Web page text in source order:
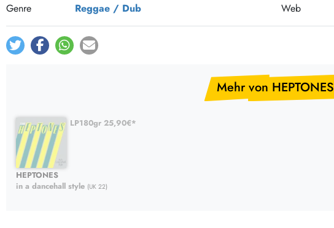
LP Hüllen, Zubehör
Bücher, Fanzines etc.
Post-Rock / Folk
Rock / Pop
Genre
Reggae / Dub Web
Mehr von HEPTONES
LP180gr 25,90€*
HEPTONES
in a dancehall style (UK 22)